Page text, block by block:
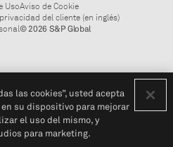
UsoAviso de Cookie
del cliente (en inglés)
© 2026 S&P Global
las cookies”, usted acepta
su dispositivo para mejorar
el uso del mismo, y
para marketing.